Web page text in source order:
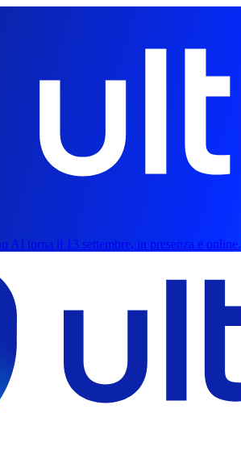
AI torna il 13 settembre, in presenza e online.